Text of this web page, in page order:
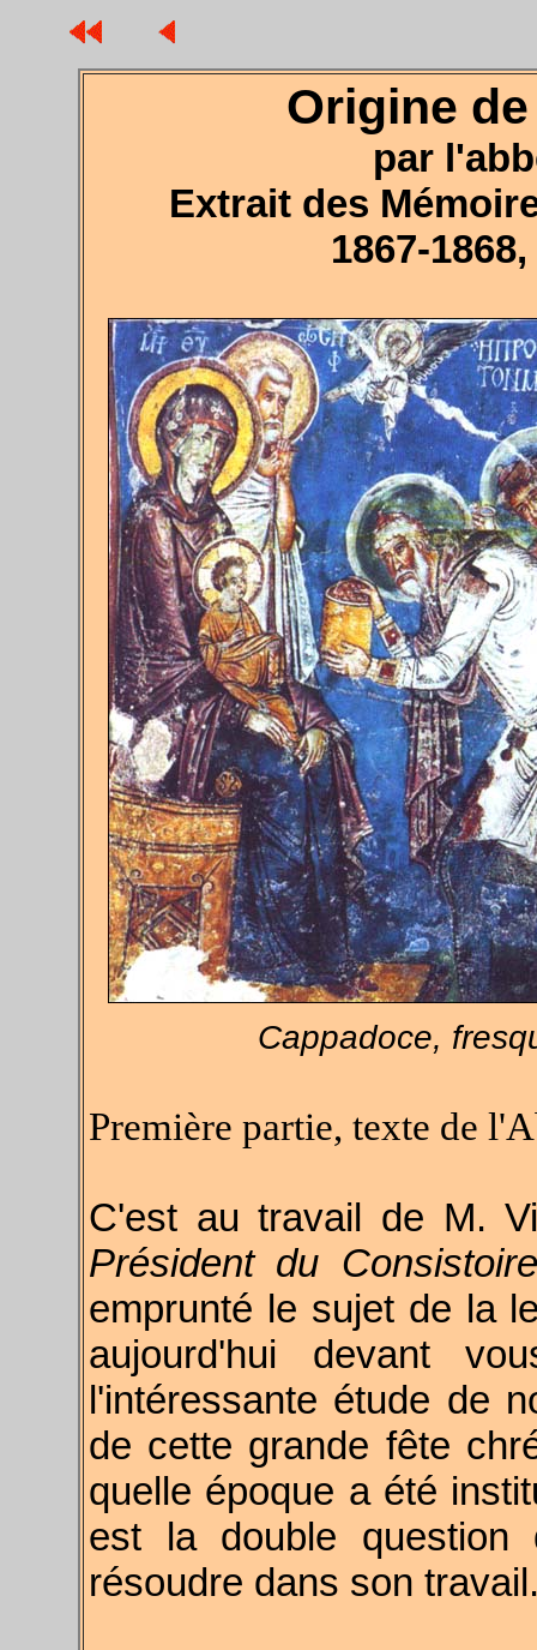
Origine
par
Extrait des
1867-
Cappadoce,
Première partie, texte de
C'est au travail de M.
Président du
emprunté le sujet de la
aujourd'hui devant
l'intéressante étude de
de cette grande fête
quelle époque a été
est la double question
résoudre dans son